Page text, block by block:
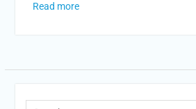
Read more
Search